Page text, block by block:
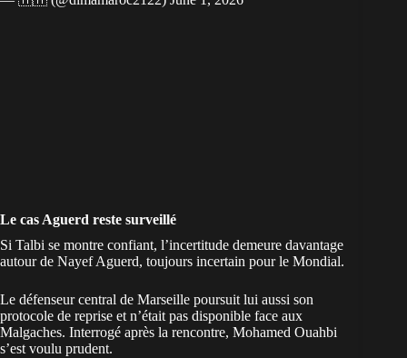
Le cas Aguerd reste surveillé
Si Talbi se montre confiant, l’incertitude demeure davantage
autour de Nayef Aguerd, toujours incertain pour le Mondial.
Le défenseur central de Marseille poursuit lui aussi son
protocole de reprise et n’était pas disponible face aux
Malgaches. Interrogé après la rencontre, Mohamed Ouahbi
s’est voulu prudent.